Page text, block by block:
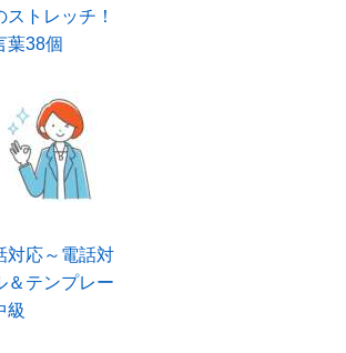
トレッチ！
葉38個
対応～電話対
＆テンプレー
級